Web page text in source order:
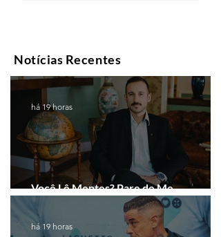
Notícias Recentes
Você Lê Mentes? Pare de Me
há 19 horas
há 19 horas